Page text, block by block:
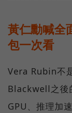
黃仁勳喊全
包一次看
Vera Rubin不
Blackwell之後
GPU、推理加